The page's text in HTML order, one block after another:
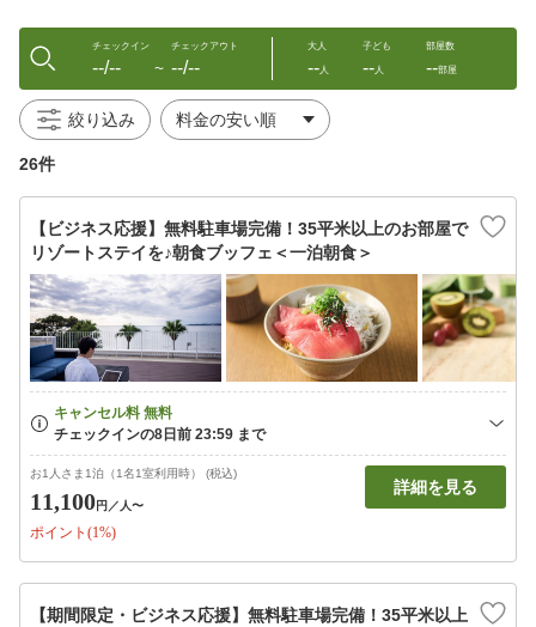
チェックイン
--/-- 〜
チェックアウト
--/--
大人
--人
子ども
--人
部屋数
--部屋
絞り込み
26件
【ビジネス応援】無料駐車場完備！35平米以上のお部屋で
リゾートステイを♪朝食ブッフェ＜一泊朝食＞
お1人さま1泊（1名1室利用時） (税込)
11,100円 ／人〜
ポイント(1%)
詳細を見る
【期間限定・ビジネス応援】無料駐車場完備！35平米以上